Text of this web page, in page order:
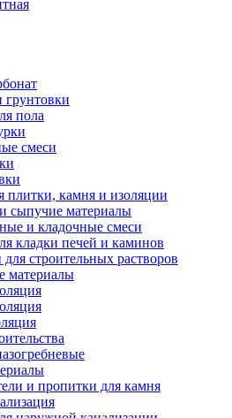
грунтовки
пола
смеси
плитки, камня и изоляции
сыпучие материалы
и кладочные смеси
кладки печей и каминов
строительных растворов
материалы
и пропитки для камня